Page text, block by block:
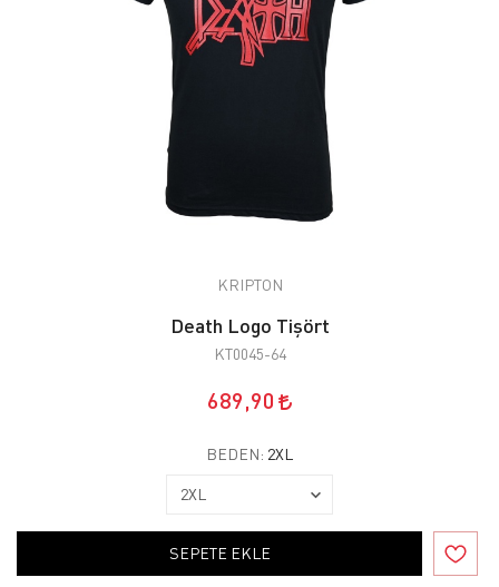
KRIPTON
Death Logo Tişört
KT0045-64
689,90
BEDEN: 2XL
SEPETE EKLE